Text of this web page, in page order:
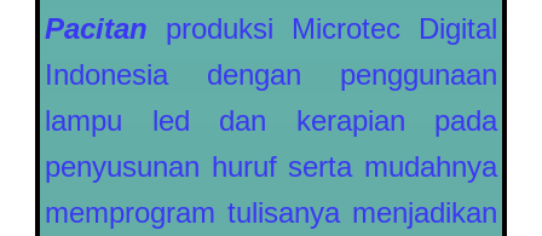
Pacitan produksi Microtec Digital
Indonesia dengan penggunaan
lampu led dan kerapian pada
penyusunan huruf serta mudahnya
memprogram tulisanya menjadikan